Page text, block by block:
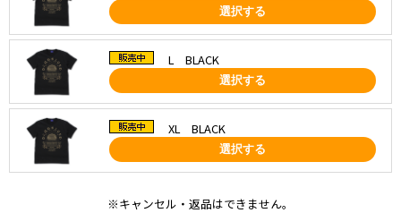
選択する
L BLACK
選択する
XL BLACK
選択する
※キャンセル・返品はできません。